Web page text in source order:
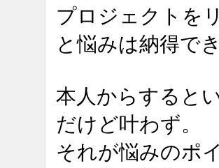
プロジェクトを
と悩みは納得で
本人からすると
だけど叶わず。
それが悩みのポ